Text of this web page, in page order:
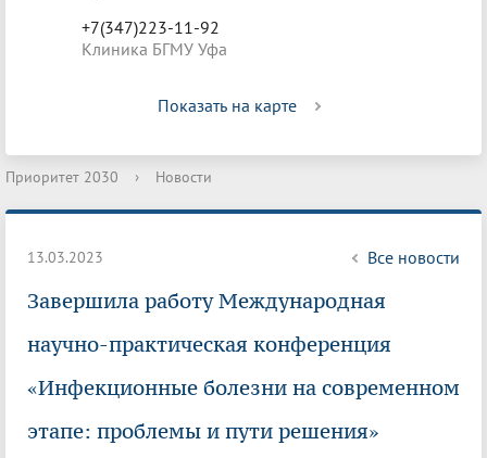
+7(347)223-11-92
Клиника БГМУ Уфа
Показать на карте
Приоритет 2030 › Новости
13.03.2023 Все новости
Завершила работу Международная
научно-практическая конференция
«Инфекционные болезни на современном
этапе: проблемы и пути решения»